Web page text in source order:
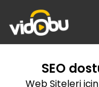
SEO
Web Siteleri